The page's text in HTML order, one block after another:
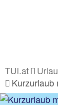
TUI.at
Kurzurlaub